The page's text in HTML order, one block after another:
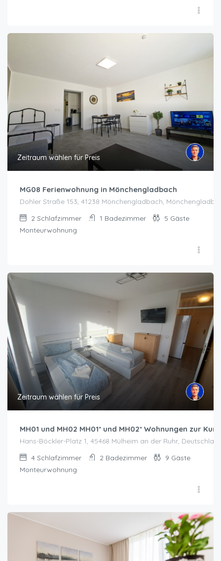
Zeitraum wählen für Preis
MG08 Ferienwohnung in Mönchengladbach
Dohler Straße 153, 41238 Mönchengladbach,
2 Schlafzimmer 1 Badezimmer 5 Gäste
Monteurwohnung
Zeitraum wählen für Preis
MH01 und MH02 MH01* und MH02* Wohnungen zur
Hans-Böckler-Platz 1, 45468 Mülheim an der Ruhr,
4 Schlafzimmer 2 Badezimmer 9 Gäste
Monteurwohnung